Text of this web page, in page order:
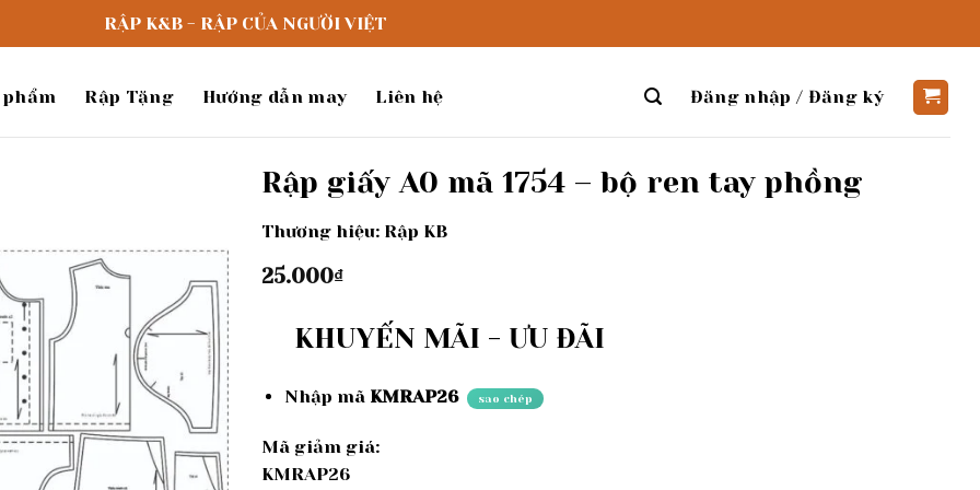
RẬP K&B - RẬP CỦA NGƯỜI VIỆT
phẩm Rập Tặng Hướng dẫn may Liên hệ Đăng nhập / Đăng ký
wishlist
Rập giấy A0 mã 1754 – bộ ren tay phồng
Thương hiệu: Rập KB
25.000₫
KHUYẾN MÃI - ƯU ĐÃI
Nhập mã KMRAP26 sao chép
Mã giảm giá:
KMRAP26